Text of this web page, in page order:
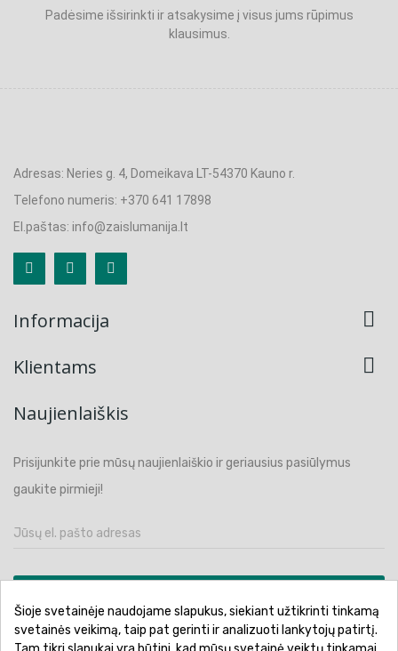
Padėsime išsirinkti ir atsakysime į visus jums rūpimus
klausimus.
Adresas: Neries g. 4, Domeikava LT-54370 Kauno r.
Telefono numeris: +370 641 17898
El.paštas: info@zaislumanija.lt
Informacija

Klientams

Naujienlaiškis
Prisijunkite prie mūsų naujienlaiškio ir geriausius pasiūlymus
gaukite pirmieji!
Šioje svetainėje naudojame slapukus, siekiant užtikrinti tinkamą
svetainės veikimą, taip pat gerinti ir analizuoti lankytojų patirtį.